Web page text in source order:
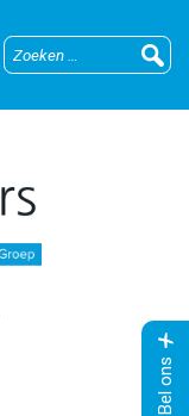
Bel ons